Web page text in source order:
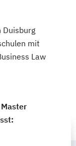
Duisburg
mit
Law